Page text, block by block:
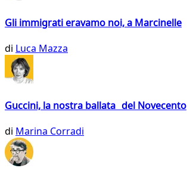
Gli immigrati eravamo noi, a Marcinelle
di Luca Mazza
Guccini, la nostra ballata del Novecento
di Marina Corradi